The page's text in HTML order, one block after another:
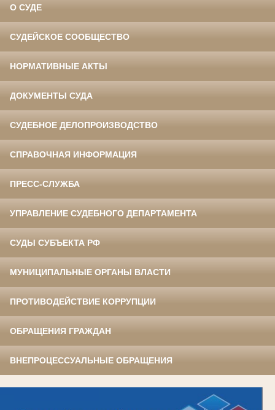
О СУДЕ
СУДЕЙСКОЕ СООБЩЕСТВО
НОРМАТИВНЫЕ АКТЫ
ДОКУМЕНТЫ СУДА
СУДЕБНОЕ ДЕЛОПРОИЗВОДСТВО
СПРАВОЧНАЯ ИНФОРМАЦИЯ
ПРЕСС-СЛУЖБА
УПРАВЛЕНИЕ СУДЕБНОГО ДЕПАРТАМЕНТА
СУДЫ СУБЪЕКТА РФ
МУНИЦИПАЛЬНЫЕ ОРГАНЫ ВЛАСТИ
ПРОТИВОДЕЙСТВИЕ КОРРУПЦИИ
ОБРАЩЕНИЯ ГРАЖДАН
ВНЕПРОЦЕССУАЛЬНЫЕ ОБРАЩЕНИЯ